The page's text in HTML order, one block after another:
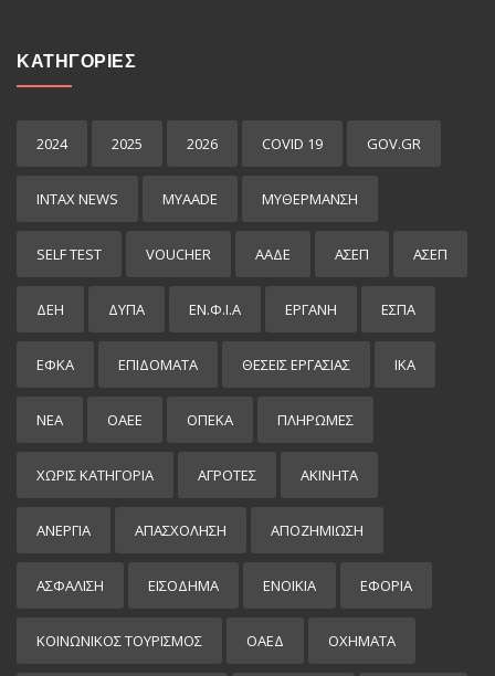
ΚΑΤΗΓΟΡΙΕΣ
2024 2025 2026 COVID 19 GOV.GR
INTAX NEWS MYAADE MYΘΈΡΜΑΝΣΗ
SELF TEST VOUCHER ΑΑΔΕ ΑΣΕΠ ΑΣΕΠ
ΔΕΗ ΔΥΠΑ ΕΝ.Φ.Ι.Α ΕΡΓΑΝΗ ΕΣΠΑ
ΕΦΚΑ ΕΠΙΔΌΜΑΤΑ ΘΕΣΕΙΣ ΕΡΓΑΣΙΑΣ ΙΚΑ
ΝΕΑ ΟΑΕΕ ΟΠΕΚΑ ΠΛΗΡΩΜΕΣ
ΧΩΡΊΣ ΚΑΤΗΓΟΡΊΑ ΑΓΡΟΤΕΣ ΑΚΙΝΗΤΑ
ΑΝΕΡΓΙΑ ΑΠΑΣΧΟΛΗΣΗ ΑΠΟΖΗΜΙΩΣΗ
ΑΣΦΑΛΙΣΗ ΕΙΣΌΔΗΜΑ ΕΝΟΙΚΙΑ ΕΦΟΡΙΑ
ΚΟΙΝΩΝΙΚΟΣ ΤΟΥΡΙΣΜΟΣ ΟΑΕΔ ΟΧΗΜΑΤΑ